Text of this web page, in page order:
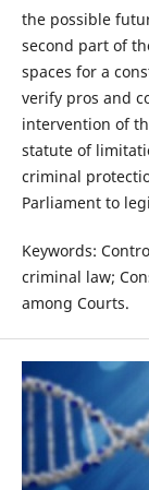
the possible
second part of
spaces for a
verify pros and
intervention of
statute of
criminal
Parliament to
Keywords:
criminal law;
among Courts.